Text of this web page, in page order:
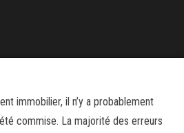
immobilier, il n’y a probablement
été commise. La majorité des erreurs